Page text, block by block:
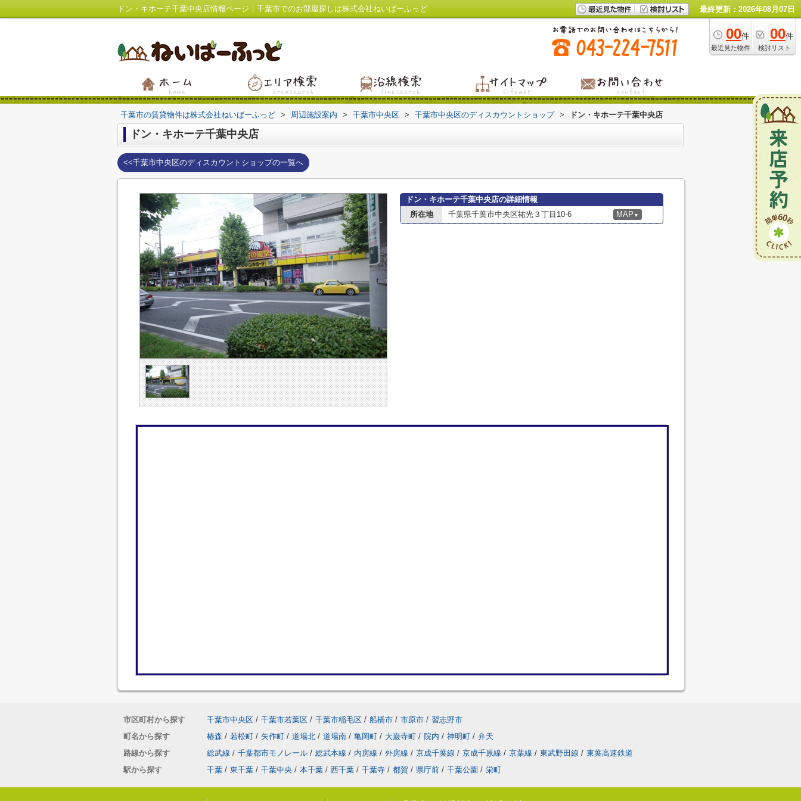
ドン・キホーテ千葉中央店情報ページ｜千葉市でのお部屋探しは株式会社ねいばーふっど 最終更新：2026年08月07日
00件
最近見た物件
00件
検討リスト
千葉市の賃貸物件は株式会社ねいばーふっど > 周辺施設案内 > 千葉市中央区 > 千葉市中央区のディスカウントショップ > ドン・キホーテ千葉中央店
ドン・キホーテ千葉中央店
<<千葉市中央区のディスカウントショップの一覧へ
ドン・キホーテ千葉中央店の詳細情報
所在地
千葉県千葉市中央区祐光３丁目10-6 MAP ▼
市区町村から探す 千葉市中央区 / 千葉市若葉区 / 千葉市稲毛区 / 船橋市 / 市原市 / 習志野市
町名から探す
椿森 / 若松町 / 矢作町 / 道場北 / 道場南 / 亀岡町 / 大巌寺町 / 院内 / 神明町 / 弁天
路線から探す
総武線 / 千葉都市モノレール / 総武本線 / 内房線 / 外房線 / 京成千葉線 / 京成千原線 / 京葉線 / 東武野田線 / 東葉高速鉄道
駅から探す
千葉 / 東千葉 / 千葉中央 / 本千葉 / 西千葉 / 千葉寺 / 都賀 / 県庁前 / 千葉公園 / 栄町